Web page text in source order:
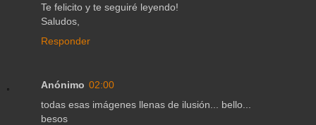
Te felicito y te seguiré leyendo!
Saludos,
Responder
Anónimo 02:00
todas esas imágenes llenas de ilusión... bello...
besos